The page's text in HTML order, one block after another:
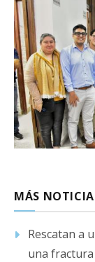
MÁS
Rescatan a
una